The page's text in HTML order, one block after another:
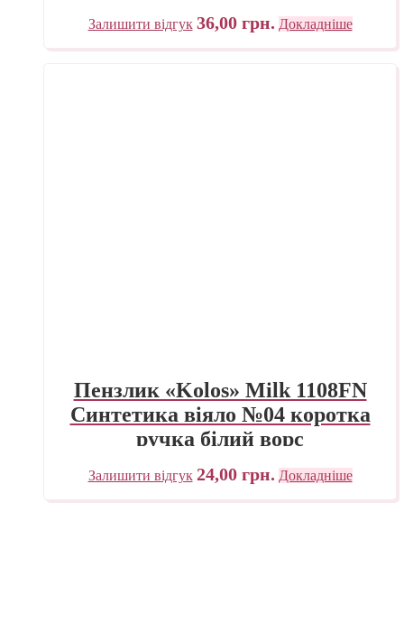
Залишити відгук 36,00 грн. Докладніше
Пензлик «Kolos» Milk 1108FN
Синтетика віяло №04 коротка
ручка білий ворс
Залишити відгук 24,00 грн. Докладніше